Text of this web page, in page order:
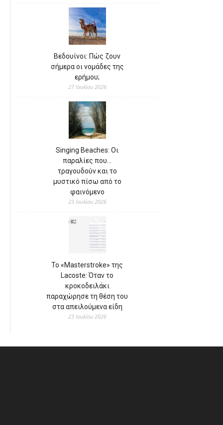
Βεδουίνοι: Πώς ζουν
σήμερα οι νομάδες της
ερήμου;
27 Ιουλίου 2026
Singing Beaches: Οι
παραλίες που…
τραγουδούν και το
μυστικό πίσω από το
φαινόμενο
23 Ιουλίου 2026
Το «Masterstroke» της
Lacoste: Όταν το
κροκοδειλάκι
παραχώρησε τη θέση του
στα απειλούμενα είδη
23 Ιουλίου 2026